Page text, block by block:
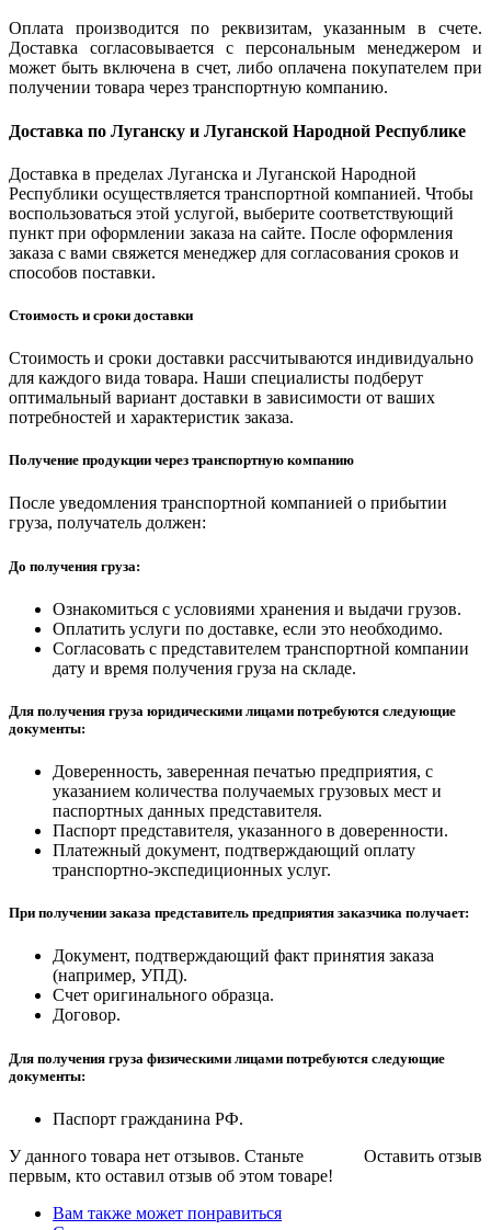
Оплата производится по реквизитам, указанным в счете.
Доставка согласовывается с персональным менеджером и
может быть включена в счет, либо оплачена покупателем при
получении товара через транспортную компанию.
Доставка по Луганску и Луганской Народной Республике
Доставка в пределах Луганска и Луганской Народной
Республики осуществляется транспортной компанией. Чтобы
воспользоваться этой услугой, выберите соответствующий
пункт при оформлении заказа на сайте. После оформления
заказа с вами свяжется менеджер для согласования сроков и
способов поставки.
Стоимость и сроки доставки
Стоимость и сроки доставки рассчитываются индивидуально
для каждого вида товара. Наши специалисты подберут
оптимальный вариант доставки в зависимости от ваших
потребностей и характеристик заказа.
Получение продукции через транспортную компанию
После уведомления транспортной компанией о прибытии
груза, получатель должен:
До получения груза:
Ознакомиться с условиями хранения и выдачи грузов.
Оплатить услуги по доставке, если это необходимо.
Согласовать с представителем транспортной компании
дату и время получения груза на складе.
Для получения груза юридическими лицами потребуются следующие
документы:
Доверенность, заверенная печатью предприятия, с
указанием количества получаемых грузовых мест и
паспортных данных представителя.
Паспорт представителя, указанного в доверенности.
Платежный документ, подтверждающий оплату
транспортно-экспедиционных услуг.
При получении заказа представитель предприятия заказчика получает:
Документ, подтверждающий факт принятия заказа
(например, УПД).
Счет оригинального образца.
Договор.
Для получения груза физическими лицами потребуются следующие
документы:
Паспорт гражданина РФ.
Оставить отзыв
У данного товара нет отзывов. Станьте
первым, кто оставил отзыв об этом товаре!
Вам также может понравиться